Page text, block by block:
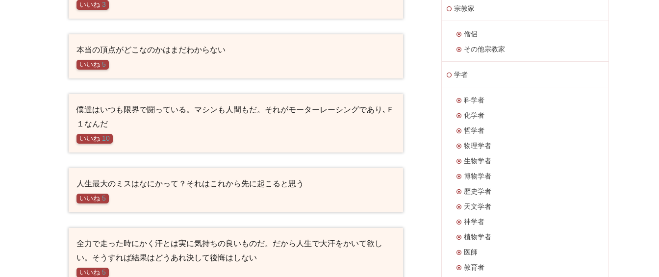
いいね 3
本当の頂点がどこなのかはまだわからない
いいね 5
僕達はいつも限界で闘っている。マシンも人間もだ。それがモーターレーシングであり､Ｆ
１なんだ
いいね 10
人生最大のミスはなにかって？それはこれから先に起こると思う
いいね 5
全力で走った時にかく汗とは実に気持ちの良いものだ。だから人生で大汗をかいて欲し
い。そうすれば結果はどうあれ決して後悔はしない
いいね 5
宗教家
僧侶
その他宗教家
学者
科学者
化学者
哲学者
物理学者
生物学者
博物学者
歴史学者
天文学者
神学者
植物学者
医師
教育者